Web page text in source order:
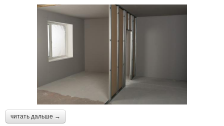
читать дальше →